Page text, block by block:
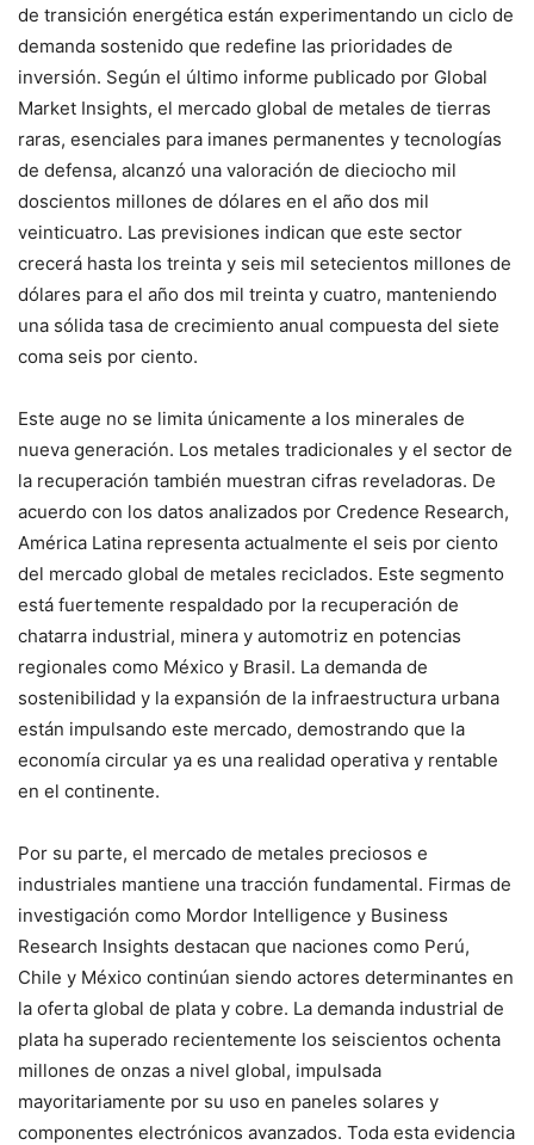
de transición energética están experimentando un ciclo de
demanda sostenido que redefine las prioridades de
inversión. Según el último informe publicado por Global
Market Insights, el mercado global de metales de tierras
raras, esenciales para imanes permanentes y tecnologías
de defensa, alcanzó una valoración de dieciocho mil
doscientos millones de dólares en el año dos mil
veinticuatro. Las previsiones indican que este sector
crecerá hasta los treinta y seis mil setecientos millones de
dólares para el año dos mil treinta y cuatro, manteniendo
una sólida tasa de crecimiento anual compuesta del siete
coma seis por ciento.
Este auge no se limita únicamente a los minerales de
nueva generación. Los metales tradicionales y el sector de
la recuperación también muestran cifras reveladoras. De
acuerdo con los datos analizados por Credence Research,
América Latina representa actualmente el seis por ciento
del mercado global de metales reciclados. Este segmento
está fuertemente respaldado por la recuperación de
chatarra industrial, minera y automotriz en potencias
regionales como México y Brasil. La demanda de
sostenibilidad y la expansión de la infraestructura urbana
están impulsando este mercado, demostrando que la
economía circular ya es una realidad operativa y rentable
en el continente.
Por su parte, el mercado de metales preciosos e
industriales mantiene una tracción fundamental. Firmas de
investigación como Mordor Intelligence y Business
Research Insights destacan que naciones como Perú,
Chile y México continúan siendo actores determinantes en
la oferta global de plata y cobre. La demanda industrial de
plata ha superado recientemente los seiscientos ochenta
millones de onzas a nivel global, impulsada
mayoritariamente por su uso en paneles solares y
componentes electrónicos avanzados. Toda esta evidencia